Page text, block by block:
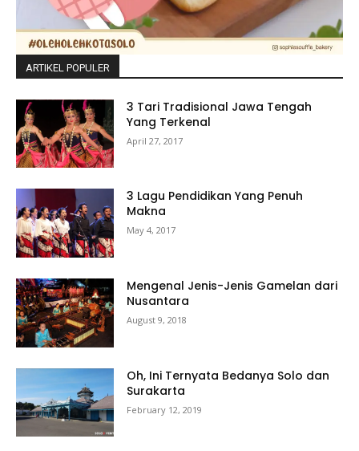
ARTIKEL POPULER
3 Tari Tradisional Jawa Tengah
Yang Terkenal
April 27, 2017
3 Lagu Pendidikan Yang Penuh
Makna
May 4, 2017
Mengenal Jenis-Jenis Gamelan dari
Nusantara
August 9, 2018
Oh, Ini Ternyata Bedanya Solo dan
Surakarta
February 12, 2019